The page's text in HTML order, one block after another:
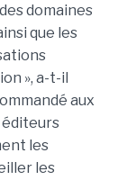
domaines
que les
», a-t-il
aux
les
les